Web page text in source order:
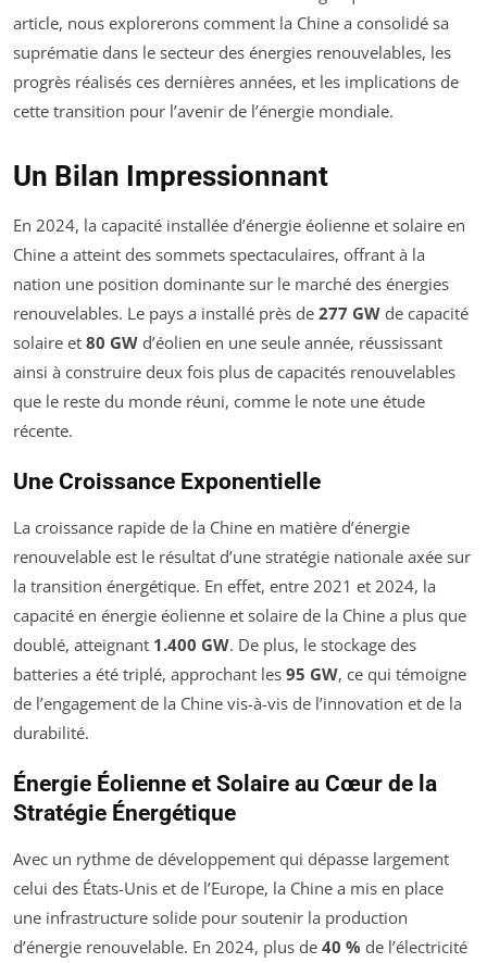
article, nous explorerons comment la Chine a consolidé sa
suprématie dans le secteur des énergies renouvelables, les
progrès réalisés ces dernières années, et les implications de
cette transition pour l’avenir de l’énergie mondiale.
Un Bilan Impressionnant
En 2024, la capacité installée d’énergie éolienne et solaire en
Chine a atteint des sommets spectaculaires, offrant à la
nation une position dominante sur le marché des énergies
renouvelables. Le pays a installé près de 277 GW de capacité
solaire et 80 GW d’éolien en une seule année, réussissant
ainsi à construire deux fois plus de capacités renouvelables
que le reste du monde réuni, comme le note une étude
récente.
Une Croissance Exponentielle
La croissance rapide de la Chine en matière d’énergie
renouvelable est le résultat d’une stratégie nationale axée sur
la transition énergétique. En effet, entre 2021 et 2024, la
capacité en énergie éolienne et solaire de la Chine a plus que
doublé, atteignant 1.400 GW. De plus, le stockage des
batteries a été triplé, approchant les 95 GW, ce qui témoigne
de l’engagement de la Chine vis-à-vis de l’innovation et de la
durabilité.
Énergie Éolienne et Solaire au Cœur de la
Stratégie Énergétique
Avec un rythme de développement qui dépasse largement
celui des États-Unis et de l’Europe, la Chine a mis en place
une infrastructure solide pour soutenir la production
d’énergie renouvelable. En 2024, plus de 40 % de l’électricité